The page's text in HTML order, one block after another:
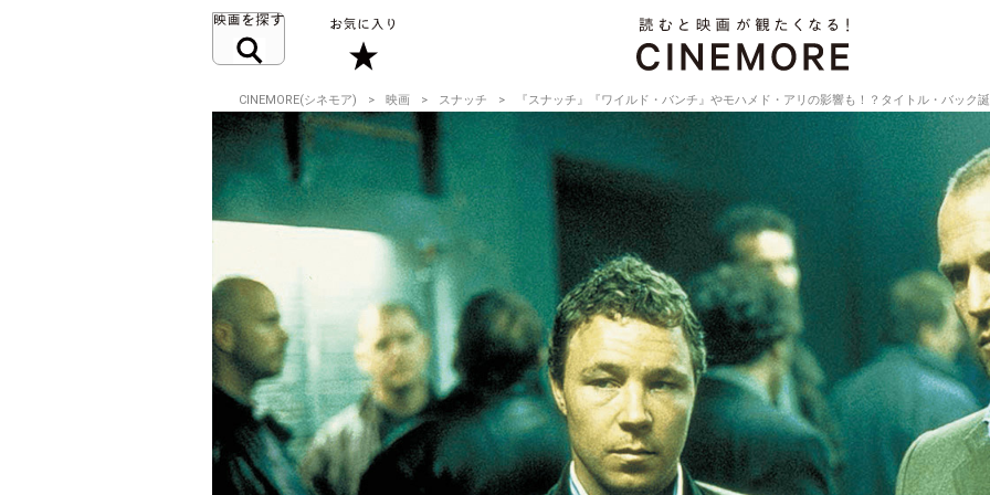
CINEMORE(シネモア) 映画 スナッチ 『スナッチ』『ワイルド・バンチ』やモハメド・アリの影響も！？タイトル・バック